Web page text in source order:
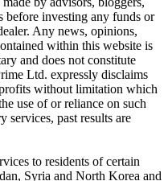
before investing any funds or
Any news, opinions,
within this website is
and does not constitute
Ltd. expressly disclaims
without limitation which
use of or reliance on such
past results are
to residents of certain
Syria and North Korea and